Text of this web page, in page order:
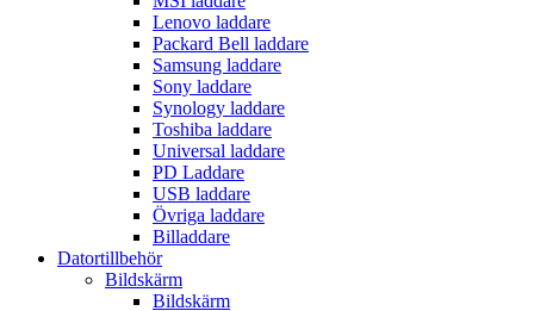
Lenovo laddare
Packard Bell laddare
Samsung laddare
Sony laddare
Synology laddare
Toshiba laddare
Universal laddare
PD Laddare
USB laddare
Övriga laddare
Billaddare
Datortillbehör
Bildskärm
Bildskärm